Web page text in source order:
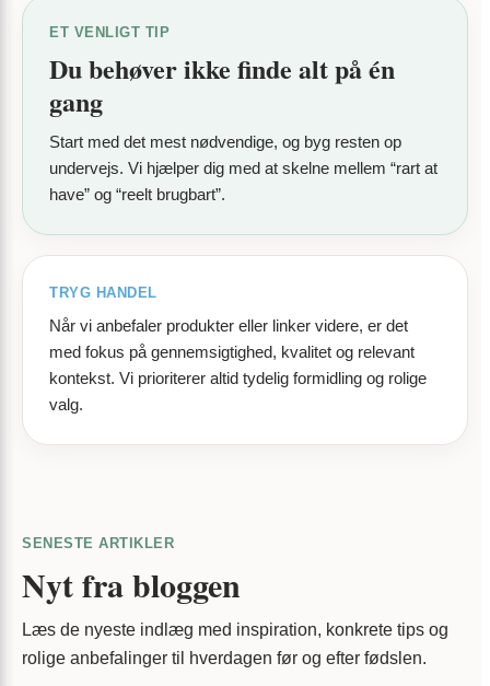
ET VENLIGT TIP
Du behøver ikke finde alt på én
gang
Start med det mest nødvendige, og byg resten op
undervejs. Vi hjælper dig med at skelne mellem “rart at
have” og “reelt brugbart”.
TRYG HANDEL
Når vi anbefaler produkter eller linker videre, er det
med fokus på gennemsigtighed, kvalitet og relevant
kontekst. Vi prioriterer altid tydelig formidling og rolige
valg.
SENESTE ARTIKLER
Nyt fra bloggen
Læs de nyeste indlæg med inspiration, konkrete tips og
rolige anbefalinger til hverdagen før og efter fødslen.